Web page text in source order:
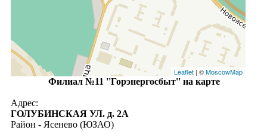
Leaflet| ©MoscowMap
Филиал №11 ''Горэнергосбыт'' на карте
Адрес:
ГОЛУБИНСКАЯ УЛ. д. 2А
Район - Ясенево (ЮЗАО)